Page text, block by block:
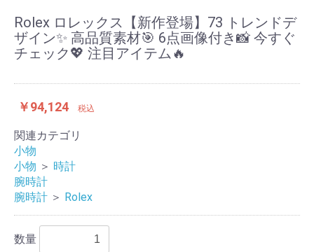
Rolex ロレックス【新作登場】73 トレンドデ
ザイン✨ 高品質素材🎯 6点画像付き📸 今すぐ
チェック💖 注目アイテム🔥
￥94,124 税込
関連カテゴリ
小物
小物 ＞ 時計
腕時計
腕時計 ＞ Rolex
数量